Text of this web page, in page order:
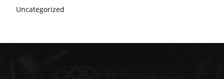
Uncategorized